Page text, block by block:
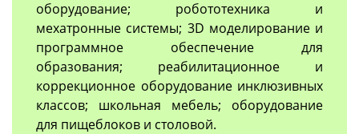
оборудование; робототехника и
мехатронные системы; 3D моделирование и
программное обеспечение для
образования; реабилитационное и
коррекционное оборудование инклюзивных
классов; школьная мебель; оборудование
для пищеблоков и столовой.